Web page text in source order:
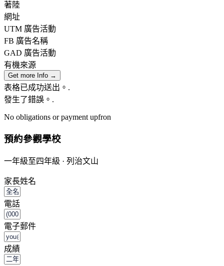
著陸
網址
UTM 廣告活動
FB 廣告名稱
GAD 廣告活動
有機來源
Get more Info →
表格已成功送出。.
發生了錯誤。.
No obligations or payment upfron
預約參觀學校
一年級至四年級 · 列治文山
家長姓名
電話
電子郵件
成績